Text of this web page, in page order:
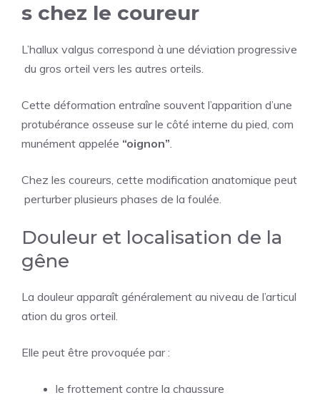
s chez le coureur
L’hallux valgus correspond à une déviation progressive
du gros orteil vers les autres orteils.
Cette déformation entraîne souvent l’apparition d’une
protubérance osseuse sur le côté interne du pied, com
munément appelée “oignon”.
Chez les coureurs, cette modification anatomique peut
perturber plusieurs phases de la foulée.
Douleur et localisation de la
gêne
La douleur apparaît généralement au niveau de l’articul
ation du gros orteil.
Elle peut être provoquée par :
le frottement contre la chaussure